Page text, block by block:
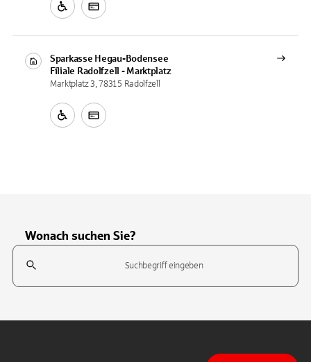
Sparkasse Hegau-Bodensee
Filiale Radolfzell - Marktplatz
Marktplatz 3, 78315 Radolfzell
Wonach suchen Sie?
Suchfeld